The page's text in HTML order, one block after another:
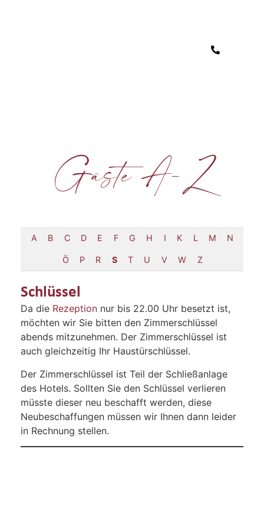
Gäste A-Z
A B C D E F G H I K L M N
Ö P R S T U V W Z
Schlüssel
Da die Rezeption nur bis 22.00 Uhr besetzt ist,
möchten wir Sie bitten den Zimmerschlüssel
abends mitzunehmen. Der Zimmerschlüssel ist
auch gleichzeitig Ihr Haustürschlüssel.
Der Zimmerschlüssel ist Teil der Schließanlage
des Hotels. Sollten Sie den Schlüssel verlieren
müsste dieser neu beschafft werden, diese
Neubeschaffungen müssen wir Ihnen dann leider
in Rechnung stellen.